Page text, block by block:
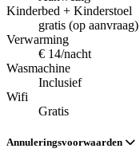
Kinderbed + Kinderstoel
gratis (op aanvraag)
Verwarming
€ 14/nacht
Wasmachine
Inclusief
Wifi
Gratis
Annuleringsvoorwaarden